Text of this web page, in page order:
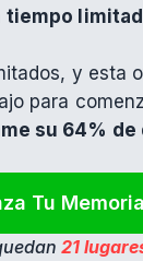
tiempo
y esta
para
su 64%
Tu
21